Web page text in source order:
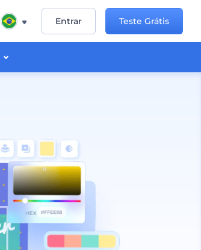
Entrar Teste Grátis